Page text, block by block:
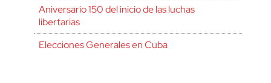
Aniversario 150 del inicio de las luchas
libertarias
Elecciones Generales en Cuba